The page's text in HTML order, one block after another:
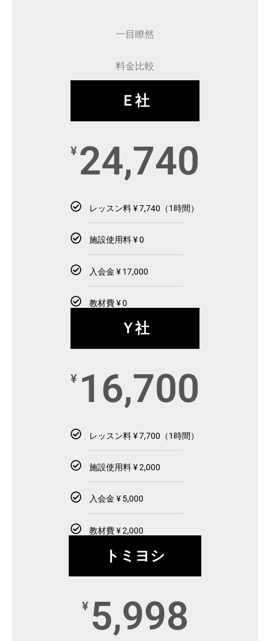
一目瞭然
料金比較
Ｅ社
¥ 24,740
レッスン料 ¥ 7,740（1時間）
施設使用料 ¥ 0
入会金 ¥ 17,000
教材費 ¥ 0
Ｙ社
¥ 16,700
レッスン料 ¥ 7,700（1時間）
施設使用料 ¥ 2,000
入会金 ¥ 5,000
教材費 ¥ 2,000
トミヨシ
¥ 5,998